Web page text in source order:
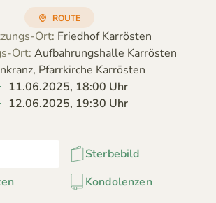
ROUTE
Ort: Friedhof Karrösten
Ort: Aufbahrungshalle Karrösten
Pfarrkirche Karrösten
11.06.2025, 18:00 Uhr
12.06.2025, 19:30 Uhr
Sterbebild
Kondolenzen